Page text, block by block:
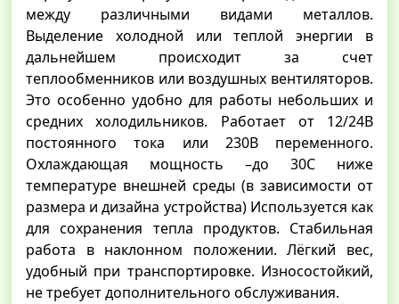
между различными видами металлов.
Выделение холодной или теплой энергии в
дальнейшем происходит за счет
теплообменников или воздушных вентиляторов.
Это особенно удобно для работы небольших и
средних холодильников. Работает от 12/24В
постоянного тока или 230В переменного.
Охлаждающая мощность –до 30С ниже
температуре внешней среды (в зависимости от
размера и дизайна устройства) Используется как
для сохранения тепла продуктов. Стабильная
работа в наклонном положении. Лёгкий вес,
удобный при транспортировке. Износостойкий,
не требует дополнительного обслуживания.